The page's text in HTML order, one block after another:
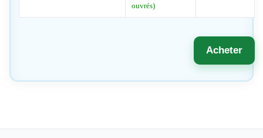
ouvrés)
Acheter